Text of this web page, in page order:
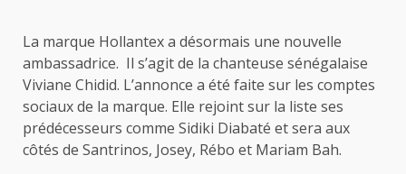
La marque Hollantex a désormais une nouvelle
ambassadrice. Il s’agit de la chanteuse sénégalaise
Viviane Chidid. L’annonce a été faite sur les comptes
sociaux de la marque. Elle rejoint sur la liste ses
prédécesseurs comme Sidiki Diabaté et sera aux
côtés de Santrinos, Josey, Rébo et Mariam Bah.